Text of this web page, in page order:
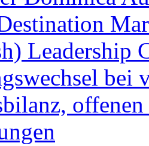
Leadership
bei